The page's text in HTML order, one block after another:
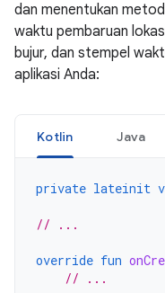
dan menentukan
waktu pembaruan
bujur, dan stempel
aplikasi Anda:
Kotlin Java
private lateinit
// ...
override fun
// ...